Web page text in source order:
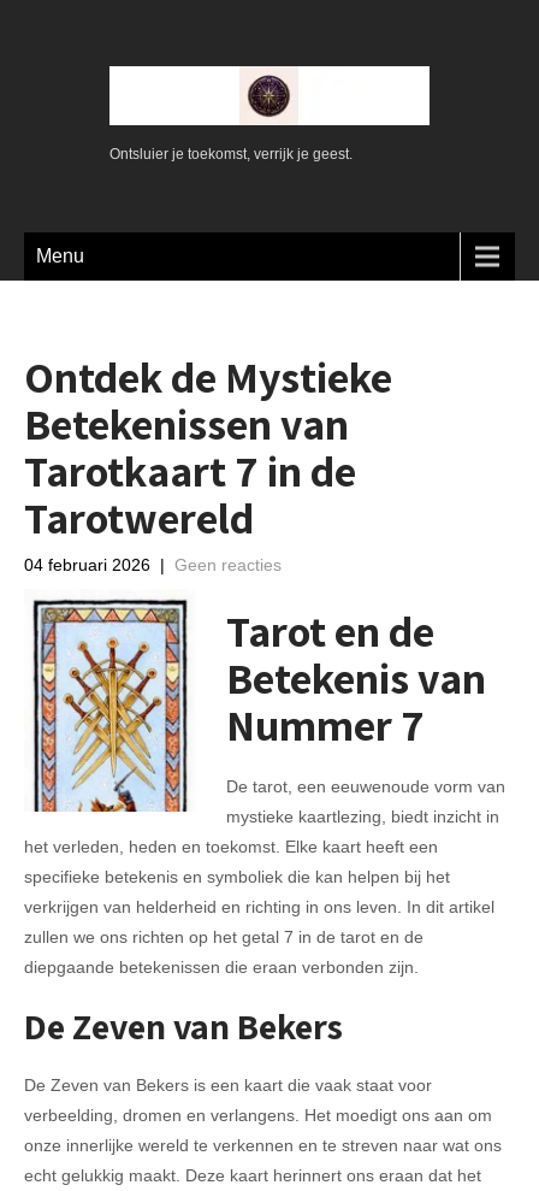
Ontsluier je toekomst, verrijk je geest.
Menu
Ontdek de Mystieke
Betekenissen van
Tarotkaart 7 in de
Tarotwereld
04 februari 2026 | Geen reacties
Tarot en de
Betekenis van
Nummer 7
De tarot, een eeuwenoude vorm van
mystieke kaartlezing, biedt inzicht in
het verleden, heden en toekomst. Elke kaart heeft een
specifieke betekenis en symboliek die kan helpen bij het
verkrijgen van helderheid en richting in ons leven. In dit artikel
zullen we ons richten op het getal 7 in de tarot en de
diepgaande betekenissen die eraan verbonden zijn.
De Zeven van Bekers
De Zeven van Bekers is een kaart die vaak staat voor
verbeelding, dromen en verlangens. Het moedigt ons aan om
onze innerlijke wereld te verkennen en te streven naar wat ons
echt gelukkig maakt. Deze kaart herinnert ons eraan dat het